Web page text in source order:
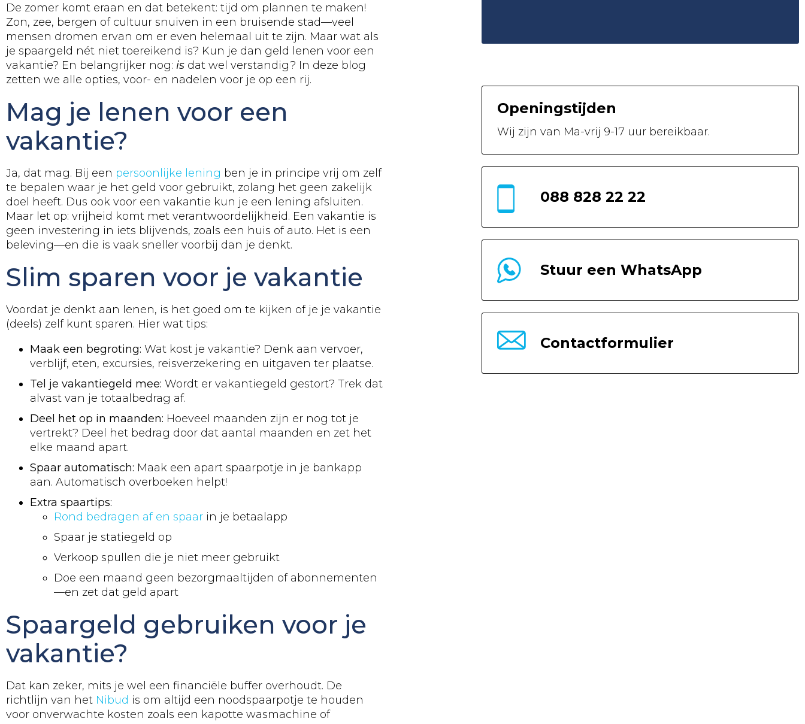
De zomer komt eraan en dat betekent: tijd om plannen te maken!
Zon, zee, bergen of cultuur snuiven in een bruisende stad—veel
mensen dromen ervan om er even helemaal uit te zijn. Maar wat als
je spaargeld nét niet toereikend is? Kun je dan geld lenen voor een
vakantie? En belangrijker nog: is dat wel verstandig? In deze blog
zetten we alle opties, voor- en nadelen voor je op een rij.
Mag je lenen voor een
vakantie?
Ja, dat mag. Bij een persoonlijke lening ben je in principe vrij om zelf
te bepalen waar je het geld voor gebruikt, zolang het geen zakelijk
doel heeft. Dus ook voor een vakantie kun je een lening afsluiten.
Maar let op: vrijheid komt met verantwoordelijkheid. Een vakantie is
geen investering in iets blijvends, zoals een huis of auto. Het is een
beleving—en die is vaak sneller voorbij dan je denkt.
Slim sparen voor je vakantie
Voordat je denkt aan lenen, is het goed om te kijken of je je vakantie
(deels) zelf kunt sparen. Hier wat tips:
Maak een begroting: Wat kost je vakantie? Denk aan vervoer,
verblijf, eten, excursies, reisverzekering en uitgaven ter plaatse.
Tel je vakantiegeld mee: Wordt er vakantiegeld gestort? Trek dat
alvast van je totaalbedrag af.
Deel het op in maanden: Hoeveel maanden zijn er nog tot je
vertrekt? Deel het bedrag door dat aantal maanden en zet het
elke maand apart.
Spaar automatisch: Maak een apart spaarpotje in je bankapp
aan. Automatisch overboeken helpt!
Extra spaartips:
Rond bedragen af en spaar in je betaalapp
Spaar je statiegeld op
Verkoop spullen die je niet meer gebruikt
Doe een maand geen bezorgmaaltijden of abonnementen
—en zet dat geld apart
Spaargeld gebruiken voor je
vakantie?
Dat kan zeker, mits je wel een financiële buffer overhoudt. De
richtlijn van het Nibud is om altijd een noodspaarpotje te houden
voor onverwachte kosten zoals een kapotte wasmachine of
Openingstijden
Wij zijn van Ma-vrij 9-17 uur bereikbaar.
088 828 22 22
Stuur een WhatsApp
Contactformulier